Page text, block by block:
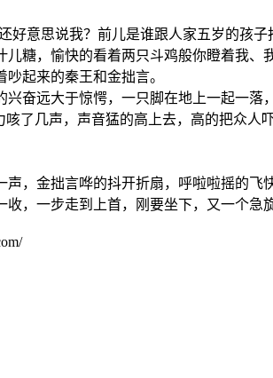
好意思说我？前儿是谁跟人家五岁的孩
糖，愉快的看着两只斗鸡般你瞪着我、
起来的秦王和金拙言。
兴奋远大于惊愕，一只脚在地上一起一
了几声，声音猛的高上去，高的把众人
，金拙言哗的抖开折扇，呼啦啦摇的飞
，一步走到上首，刚要坐下，又一个